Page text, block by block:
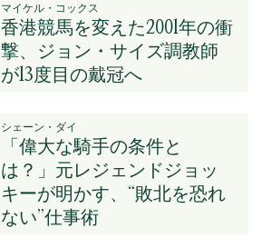
マイケル・コックス
香港競馬を変えた2001年の衝
撃、ジョン・サイズ調教師
が13度目の戴冠へ
シェーン・ダイ
「偉大な騎手の条件と
は？」元レジェンドジョッ
キーが明かす、“敗北を恐れ
ない”仕事術